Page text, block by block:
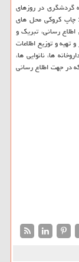
۱۵ هزار نسخه نقشه گردشگری در روزهای
چاپ كروكی محل های
رسانی، تبریك و
و توزیع اطلاعات
ها، نانوایی ها،
در جهت اطلاع رسانی